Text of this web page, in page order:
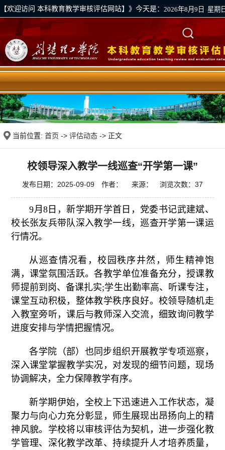
【欢迎访问 本科教育教学审核评估网站】》今天是： 2026年8月9日 星期
评估资料上传通道 | 下载专区
当前位置: 首页 -> 评估动态 -> 正文
校领导深入教学一线巡查“开学第一课”
发布日期：2025-09-09 作者： 来源： 浏览次数： 37
9月8日，新学期开学首日，党委书记武建斌、
校长张友兵带队深入教学一线，巡查开学第一课运
行情况。
从巡查情况看，校园秩序井然，师生精神饱
满，课堂氛围活跃。各教学单位准备充分，授课教
师提前到岗、备课扎实;学生出勤率高、听课专注，
课堂互动积极，整体教学秩序良好。校领导随机走
入教室旁听，课后与教师深入交流，细致询问教学
进度安排与学情把握情况。
各学院（部）也同步组织开展教学专项巡察，
深入课堂掌握教学实况，对发现的细节问题，现场
协调解决，全力保障教学有序。
新学期伊始，全校上下迅速进入工作状态，凝
聚力与向心力充分彰显，师生展现出昂扬向上的精
神风貌。学校将以审核评估为契机，进一步强化教
学管理、深化教学改革、持续提升人才培养质量，